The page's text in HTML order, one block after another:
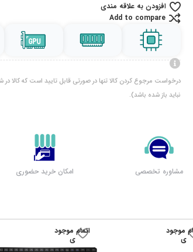
افزودن به علاقه مندی
Add to compare
درخواست مرجوع کردن کالا تنها در صورتی قابل تایید است که کالا در
نباید باز شده باشد).
مشاوره تخصصی امکان خرید حضوری
موجود
ی
اتمام موجود
ی